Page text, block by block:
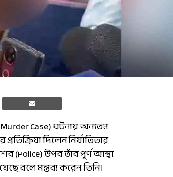
Case) ঘটনায় অন্যতম
দিলেন নির্যাতিতার
(Police) উপর তাঁর পূর্ণ আস্থা
বলে মন্তব্য করেন তিনি।